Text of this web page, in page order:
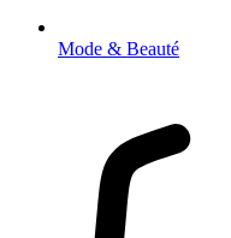
Mode & Beauté